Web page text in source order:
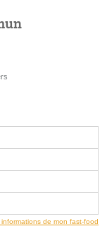
de mon fast-food